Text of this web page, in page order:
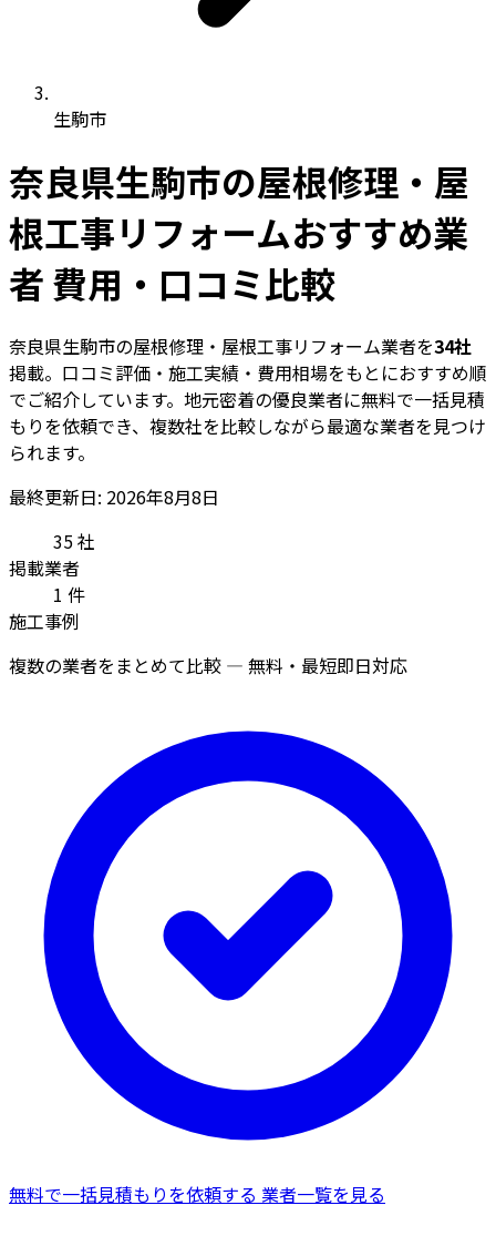
生駒市
奈良県生駒市の屋根修理・屋
根工事リフォームおすすめ業
者 費用・口コミ比較
奈良県生駒市の屋根修理・屋根工事リフォーム業者を34社
掲載。口コミ評価・施工実績・費用相場をもとにおすすめ順
でご紹介しています。地元密着の優良業者に無料で一括見積
もりを依頼でき、複数社を比較しながら最適な業者を見つけ
られます。
最終更新日: 2026年8月8日
35社
掲載業者
1 件
施工事例
複数の業者をまとめて比較 — 無料・最短即日対応
無料で一括見積もりを依頼する 業者一覧を見る